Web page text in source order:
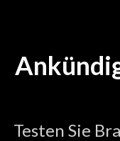
Testen Sie